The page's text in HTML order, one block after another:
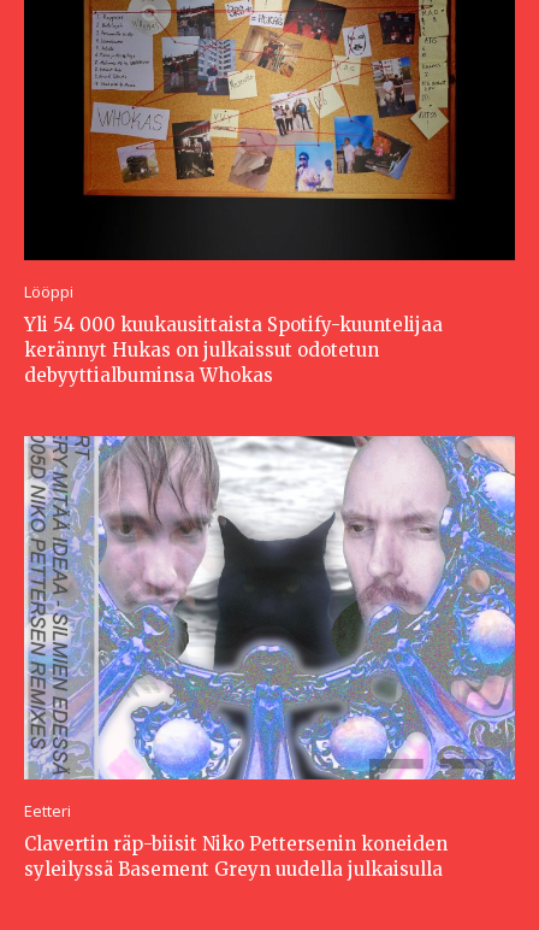
Lööppi
Yli 54 000 kuukausittaista Spotify-kuuntelijaa
kerännyt Hukas on julkaissut odotetun
debyyttialbuminsa Whokas
Eetteri
Clavertin räp-biisit Niko Pettersenin koneiden
syleilyssä Basement Greyn uudella julkaisulla